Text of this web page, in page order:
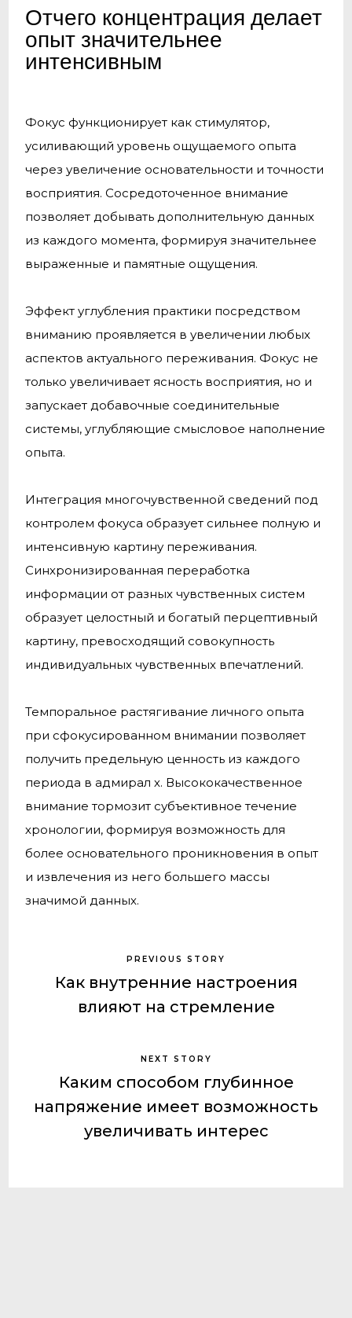
Отчего концентрация делает
опыт значительнее
интенсивным
Фокус функционирует как стимулятор,
усиливающий уровень ощущаемого опыта
через увеличение основательности и точности
восприятия. Сосредоточенное внимание
позволяет добывать дополнительную данных
из каждого момента, формируя значительнее
выраженные и памятные ощущения.
Эффект углубления практики посредством
вниманию проявляется в увеличении любых
аспектов актуального переживания. Фокус не
только увеличивает ясность восприятия, но и
запускает добавочные соединительные
системы, углубляющие смысловое наполнение
опыта.
Интеграция многочувственной сведений под
контролем фокуса образует сильнее полную и
интенсивную картину переживания.
Синхронизированная переработка
информации от разных чувственных систем
образует целостный и богатый перцептивный
картину, превосходящий совокупность
индивидуальных чувственных впечатлений.
Темпоральное растягивание личного опыта
при сфокусированном внимании позволяет
получить предельную ценность из каждого
периода в адмирал х. Высококачественное
внимание тормозит субъективное течение
хронологии, формируя возможность для
более основательного проникновения в опыт
и извлечения из него большего массы
значимой данных.
PREVIOUS STORY
Как внутренние настроения
влияют на стремление
NEXT STORY
Каким способом глубинное
напряжение имеет возможность
увеличивать интерес